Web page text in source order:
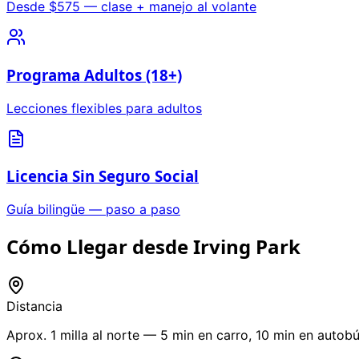
Desde $575 — clase + manejo al volante
Programa Adultos (18+)
Lecciones flexibles para adultos
Licencia Sin Seguro Social
Guía bilingüe — paso a paso
Cómo Llegar desde Irving Park
Distancia
Aprox. 1 milla al norte — 5 min en carro, 10 min en